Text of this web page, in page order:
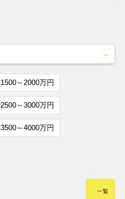
1500～2000万円
2500～3000万円
3500～4000万円
一覧